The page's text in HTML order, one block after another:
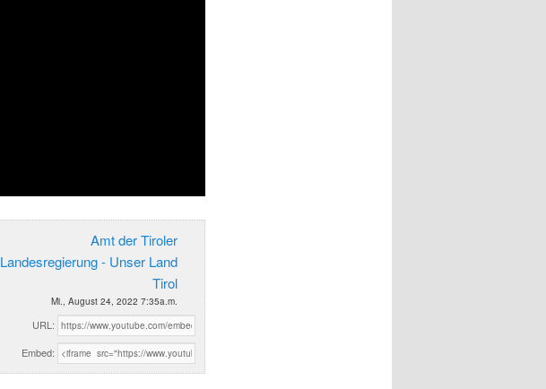
Amt der Tiroler
Landesregierung - Unser Land
Tirol
Mi., August 24, 2022 7:35a.m.
URL:
Embed: